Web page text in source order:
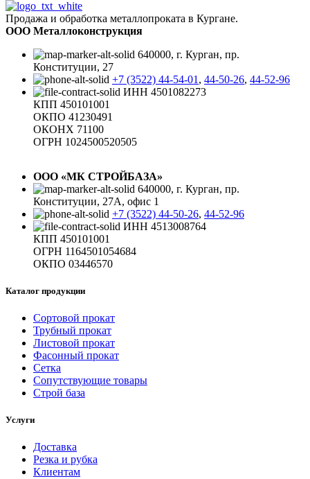
Продажа и обработка металлопроката в Кургане.
ООО Металлоконструкция
640000, г. Курган, пр.
Конституции, 27
+7 (3522) 44-54-01 , 44-50-26, 44-52-96
ИНН 4501082273
КПП 450101001
ОКПО 41230491
ОКОНХ 71100
ОГРН 1024500520505
ООО «МК СТРОЙБАЗА»
640000, г. Курган, пр.
Конституции, 27А, офис 1
+7 (3522) 44-50-26, 44-52-96
ИНН 4513008764
КПП 450101001
ОГРН 1164501054684
ОКПО 03446570
Каталог продукции
Сортовой прокат
Трубный прокат
Листовой прокат
Фасонный прокат
Сетка
Сопутствующие товары
Строй база
Услуги
Доставка
Резка и рубка
Клиентам